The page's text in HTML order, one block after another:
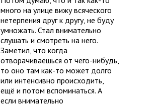
много на улице вижу всяческого
нетерпения друг к другу, не буду
умножать. Стал внимательно
слушать и смотреть на него.
Заметил, что когда
отворачиваешься от чего-нибудь,
то оно там как-то может долго
или интенсивно происходить,
ещё и потом вспоминаться. А
если внимательно